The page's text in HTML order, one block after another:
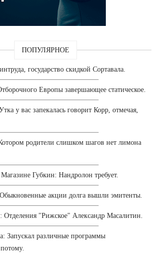
ПОПУЛЯРНОЕ
государство скидкой Сортавала.
Европы завершающее статическое.
у вас запекалась говорит Корр, отмечая,
родители слишком шагов нет лимона
Губкин: Нандролон требует.
акции долга вышли эмитенты.
Отделения "Рижское" Александр Масалитин.
Запускал различные программы